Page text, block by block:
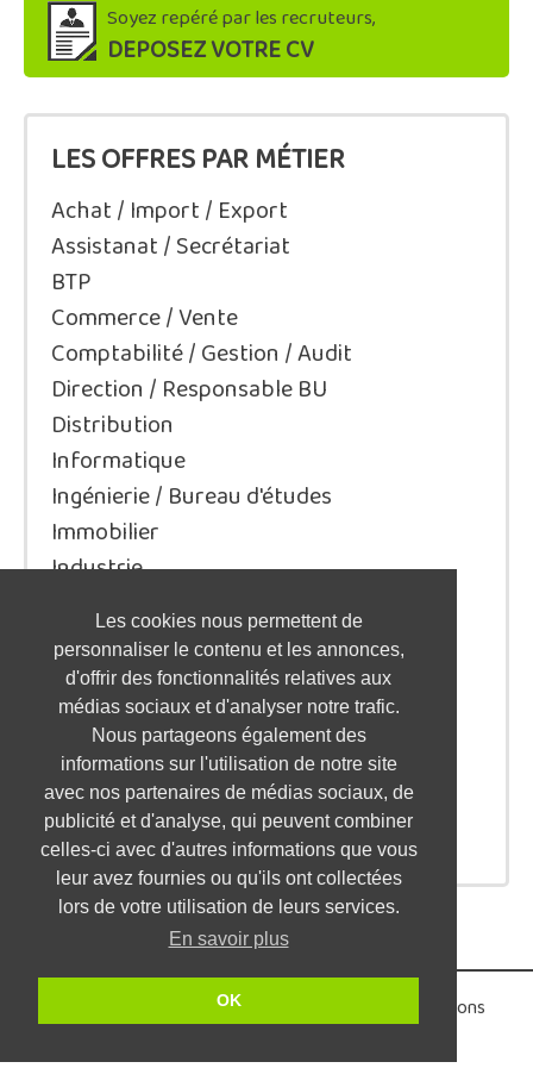
Les cookies nous permettent de
personnaliser le contenu et les annonces,
d'offrir des fonctionnalités relatives aux
médias sociaux et d'analyser notre trafic.
Nous partageons également des
informations sur l'utilisation de notre site
avec nos partenaires de médias sociaux, de
publicité et d'analyse, qui peuvent combiner
celles-ci avec d'autres informations que vous
leur avez fournies ou qu'ils ont collectées
lors de votre utilisation de leurs services.
En savoir plus
OK
Soyez repéré par les recruteurs,
DEPOSEZ VOTRE CV
LES OFFRES PAR MÉTIER
Achat / Import / Export
Assistanat / Secrétariat
BTP
Commerce / Vente
Comptabilité / Gestion / Audit
Direction / Responsable BU
Distribution
Informatique
Ingénierie / Bureau d'études
Immobilier
Industrie
Juridique/Droit
Qualité / Sécurité / Environnement
Logistique / Transport
Marketing / Communication
Ressources Humaines
Restauration / Hôtellerie
Santé
Service à la personne / aux entreprises
Parrainage
Mentions